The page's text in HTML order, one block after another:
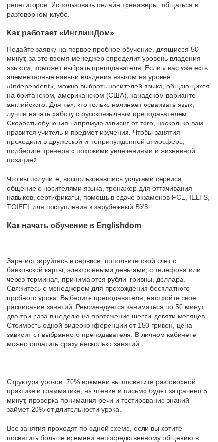
репетиторов. Использовать онлайн тренажеры, общаться в
разговорном клубе.
Как работает «ИнглишДом»
Подайте заявку на первое пробное обучение, длящиеся 50
минут, за это время менеджер определит уровень владения
языком, поможет выбрать преподавателя. Если у вас уже есть
элементарные навыки владения языком на уровне
«Independent», можно выбрать носителей языка, общающихся
на британском, американском (США), канадском варианте
английского. Для тех, кто только начинает осваивать язык,
лучше начать работу с русскоязычным преподавателем.
Скорость обучения напрямую зависит от того, насколько вам
нравится учитель и предмет изучения. Чтобы занятия
проходили в дружеской и непринужденной атмосфере,
подберите тренера с похожими увлечениями и жизненной
позицией.
Что вы получите, воспользовавшись услугами сервиса:
общение с носителями языка, тренажер для оттачивания
навыков, сертификаты, помощь в сдаче экзаменов FCE, IELTS,
TOIEFL для поступления в зарубежный ВУЗ.
Как начать обучение в Englishdom
Зарегистрируйтесь в сервисе, пополните свой счет с
банковской карты, электронными деньгами, с телефона или
через терминал, принимаются рубли, гривны, доллара.
Свяжитесь с менеджером для прохождения бесплатного
пробного урока. Выберите преподавателя, настройте свое
расписание занятий. Рекомендуется заниматься по 50 минут
два-три раза в неделю на протяжение шести-девяти месяцев.
Стоимость одной видеоконференции от 150 гривен, цена
зависит от выбранного преподавателя. В личном кабинете
можно оплатить сразу несколько занятий.
Структура уроков: 70% времени вы посвятите разговорной
практике и грамматике, на чтение и письмо будет затрачено 5
минут, проверка понимания речи и тестирование знаний
займет 20% от длительности урока.
Все занятия проходят по одной схеме, если вы хотите
посвятить больше времени непосредственному общению в